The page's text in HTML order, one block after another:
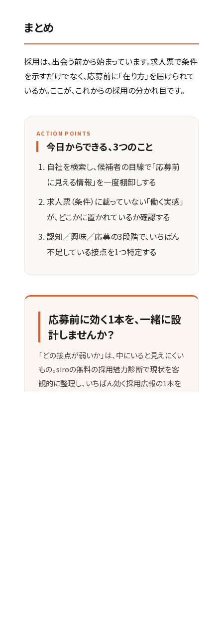
まとめ
採用は、出会う前から始まっています。求人票で条件
を示すだけでなく、応募前に「在り方」を届けられて
いるか。ここが、これからの採用の分かれ目です。
ACTION POINTS
今日からできる、3つのこと
自社を検索し、候補者の目線で「応募前
に見える情報」を一度棚卸しする
求人票（条件）に載っていない「働く実感」
が、どこかに置かれているか確認する
認知／興味／応募の3段階で、いちばん
不足している接点を1つ特定する
応募前に効く1本を、一緒に設
計しませんか？
「どの接点が弱いか」は、中にいると見えにくい
もの。siroの無料の採用魅力診断で現状を客
観的に整理し、いちばん効く採用広報の1本を